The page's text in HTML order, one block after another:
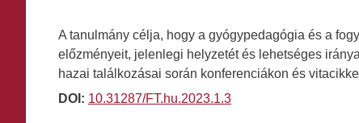
A tanulmány célja, hogy a gyógypedagógia és a
előzményeit, jelenlegi helyzetét és lehetséges
hazai találkozásai során konferenciákon és
DOI: 10.31287/FT.hu.2023.1.3